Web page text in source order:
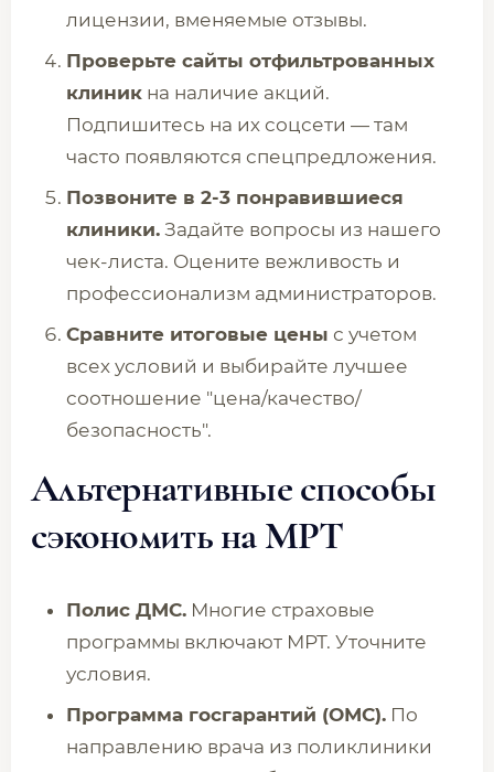
лицензии, вменяемые отзывы.
Проверьте сайты отфильтрованных
клиник на наличие акций.
Подпишитесь на их соцсети — там
часто появляются спецпредложения.
Позвоните в 2-3 понравившиеся
клиники. Задайте вопросы из нашего
чек-листа. Оцените вежливость и
профессионализм администраторов.
Сравните итоговые цены с учетом
всех условий и выбирайте лучшее
соотношение "цена/качество/
безопасность".
Альтернативные способы
сэкономить на МРТ
Полис ДМС. Многие страховые
программы включают МРТ. Уточните
условия.
Программа госгарантий (ОМС). По
направлению врача из поликлиники